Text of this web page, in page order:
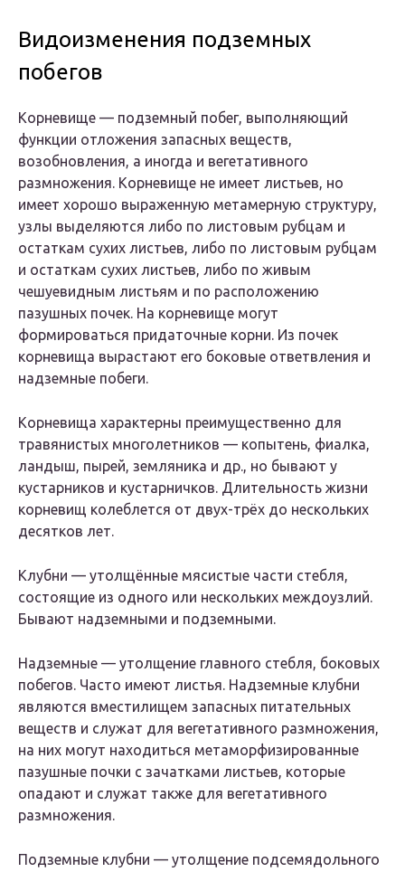
Видоизменения подземных
побегов
Корневище — подземный побег, выполняющий
функции отложения запасных веществ,
возобновления, а иногда и вегетативного
размножения. Корневище не имеет листьев, но
имеет хорошо выраженную метамерную структуру,
узлы выделяются либо по листовым рубцам и
остаткам сухих листьев, либо по листовым рубцам
и остаткам сухих листьев, либо по живым
чешуевидным листьям и по расположению
пазушных почек. На корневище могут
формироваться придаточные корни. Из почек
корневища вырастают его боковые ответвления и
надземные побеги.
Корневища характерны преимущественно для
травянистых многолетников — копытень, фиалка,
ландыш, пырей, земляника и др., но бывают у
кустарников и кустарничков. Длительность жизни
корневищ колеблется от двух-трёх до нескольких
десятков лет.
Клубни — утолщённые мясистые части стебля,
состоящие из одного или нескольких междоузлий.
Бывают надземными и подземными.
Надземные — утолщение главного стебля, боковых
побегов. Часто имеют листья. Надземные клубни
являются вместилищем запасных питательных
веществ и служат для вегетативного размножения,
на них могут находиться метаморфизированные
пазушные почки с зачатками листьев, которые
опадают и служат также для вегетативного
размножения.
Подземные клубни — утолщение подсемядольного